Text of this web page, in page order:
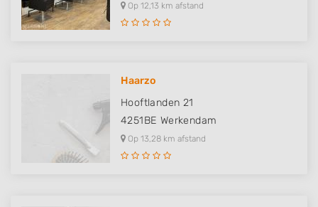
Op 12,13 km afstand
Haarzo
Hooftlanden 21
4251BE Werkendam
Op 13,28 km afstand